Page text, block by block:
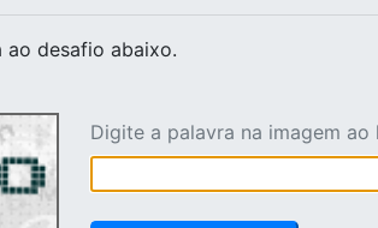
ao desafio abaixo.
Digite a palavra na imagem